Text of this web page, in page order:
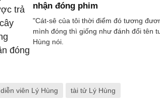
nhận đóng phim
"Cát-sê của tôi thời điểm đó tương
mình đóng thì giống như đánh đổi tên
Hùng nói.
diễn viên Lý Hùng tài tử Lý Hùng